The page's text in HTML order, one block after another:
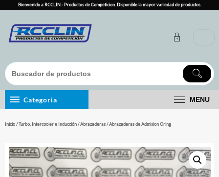
content
Bienvenido a RCCLIN - Productos de Competicion. Disponible la mayor variedad de productos.
Categoria MENU
Inicio/Turbo, Intercooler e Inducción/Abrazaderas/ Abrazaderas de Admision Oring